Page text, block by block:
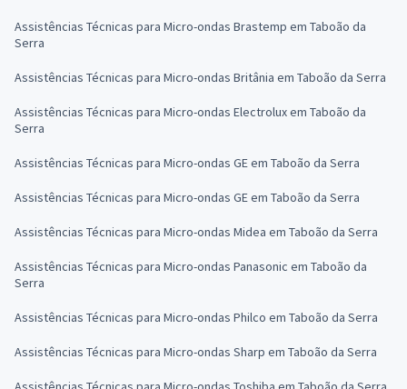
Assistências Técnicas para Micro-ondas Brastemp em Taboão da
Serra
Assistências Técnicas para Micro-ondas Britânia em Taboão da Serra
Assistências Técnicas para Micro-ondas Electrolux em Taboão da
Serra
Assistências Técnicas para Micro-ondas GE em Taboão da Serra
Assistências Técnicas para Micro-ondas GE em Taboão da Serra
Assistências Técnicas para Micro-ondas Midea em Taboão da Serra
Assistências Técnicas para Micro-ondas Panasonic em Taboão da
Serra
Assistências Técnicas para Micro-ondas Philco em Taboão da Serra
Assistências Técnicas para Micro-ondas Sharp em Taboão da Serra